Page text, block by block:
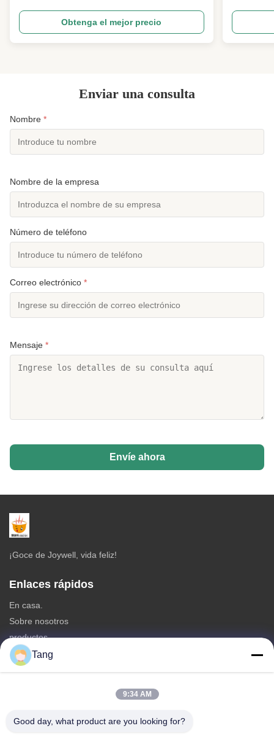
Confitería Importadores mayoristas
corteza exterior compuesta de soja y arroz y un
sedoso relleno de crema de matcha premium en el
interior. La galleta de arroz exterior ofrece una
Obtenga el mejor precio
de
en vez de
Enviar una consulta
Nombre *
Nombre de la empresa
Número de teléfono
Correo electrónico *
Mensaje *
Envíe ahora
¡Goce de Joywell, vida feliz!
Enlaces rápidos
En casa.
Sobre nosotros
productos
Contacta con nosotros
Bocado de las habas
Tang
9:34 AM
Good day, what product are you looking for?